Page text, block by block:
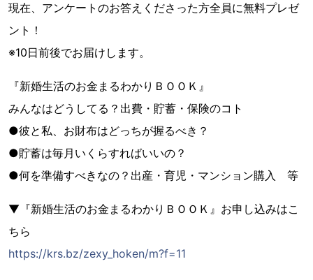
現在、アンケートのお答えくださった方全員に無料プレゼ
ント！
※10日前後でお届けします。
『新婚生活のお金まるわかりＢＯＯＫ』
みんなはどうしてる？出費・貯蓄・保険のコト
●彼と私、お財布はどっちが握るべき？
●貯蓄は毎月いくらすればいいの？
●何を準備すべきなの？出産・育児・マンション購入 等
▼『新婚生活のお金まるわかりＢＯＯＫ』お申し込みはこ
ちら
https://krs.bz/zexy_hoken/m?f=11